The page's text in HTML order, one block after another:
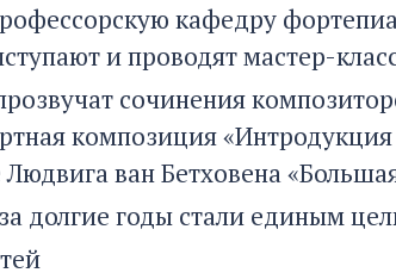
кафедру
и проводят мастер-
сочинения
композиция
ван Бетховена
долгие годы стали единым